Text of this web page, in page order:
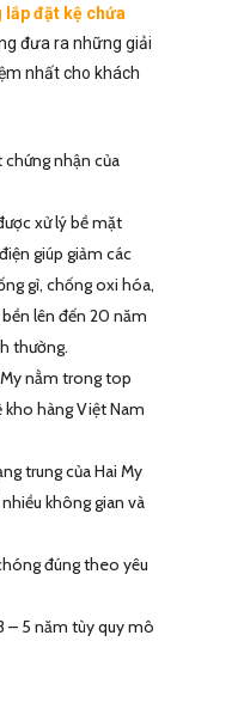
đặt kệ chứa
đưa ra những giải
nhất cho khách
nhận của
xử lý bề mặt
giúp giảm các
gỉ, chống oxi hóa,
lên đến 20 năm
thường.
nằm trong top
kho hàng Việt Nam
trung của Hai My
không gian và
đúng theo yêu
– 5 năm tùy quy mô